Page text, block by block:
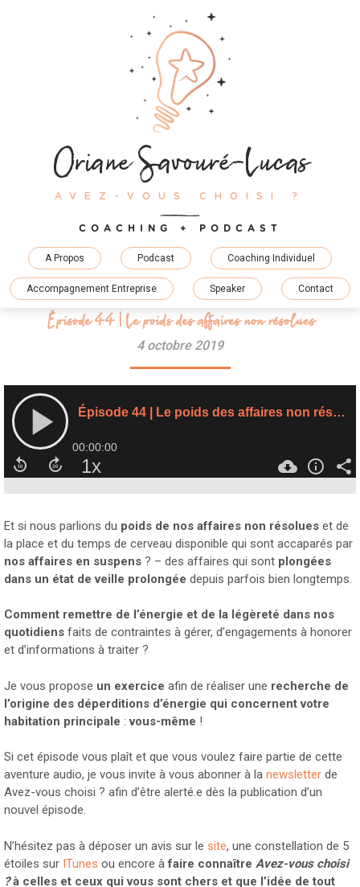
Oriane Savouré-Lucas
AVEZ-VOUS CHOISI ?
COACHING + PODCAST
A Propos Podcast Coaching Individuel
Accompagnement Entreprise Speaker Contact
Épisode 44 | Le poids des affaires non résolues
4 octobre 2019
Et si nous parlions du poids de nos affaires non résolues et de
la place et du temps de cerveau disponible qui sont accaparés par
nos affaires en suspens ? – des affaires qui sont plongées
dans un état de veille prolongée depuis parfois bien longtemps.
Comment remettre de l’énergie et de la légèreté dans nos
quotidiens faits de contraintes à gérer, d’engagements à honorer
et d’informations à traiter ?
Je vous propose un exercice afin de réaliser une recherche de
l’origine des déperditions d’énergie qui concernent votre
habitation principale : vous-même !
Si cet épisode vous plaît et que vous voulez faire partie de cette
aventure audio, je vous invite à vous abonner à la newsletter de
Avez-vous choisi ? afin d’être alerté.e dès la publication d’un
nouvel épisode.
N’hésitez pas à déposer un avis sur le site, une constellation de 5
étoiles sur ITunes ou encore àfaire connaître Avez-vous choisi
?à celles et ceux qui vous sont chers et que l’idée de tout